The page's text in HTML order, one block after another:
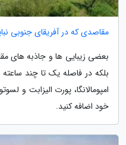
مقاصدی که در آفریقای جنوبی
بعضی زیبایی ها و جاذبه های
بلکه در فاصله یک تا چند ساعته
امپومالانگا، پورت الیزابت و
خود اضافه کنید.